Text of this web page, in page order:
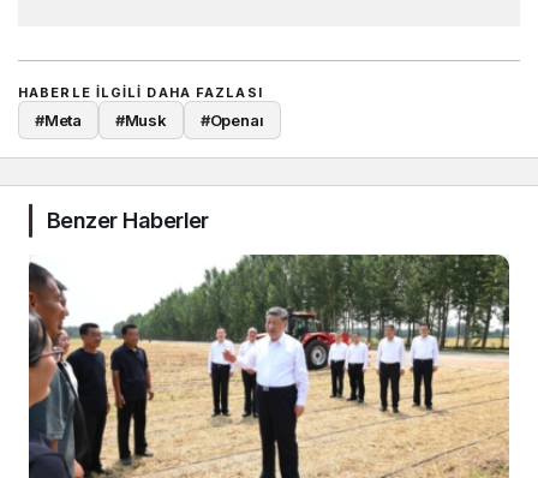
HABERLE ILGILI DAHA FAZLASI
#Meta #Musk #Openaı
Benzer Haberler